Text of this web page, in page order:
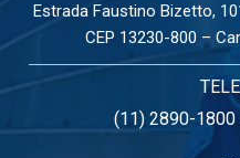
Estrada Faustino Bizetto,
CEP 13230-800 –
(11) 2890-1800